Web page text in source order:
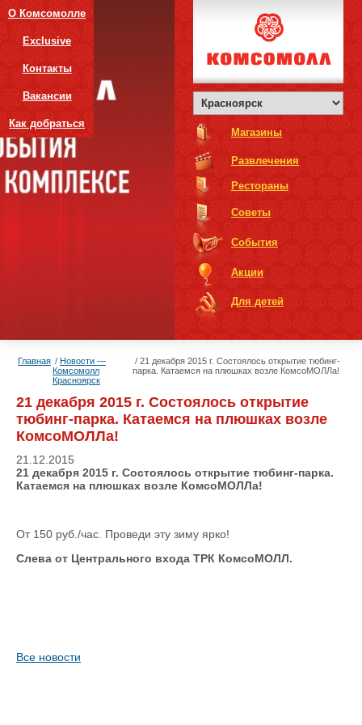
О Комсомолле
Exclusive
Контакты
Вакансии
Как добраться
Магазины
Развлечения
Рестораны
Советы
События
Акции
Для детей
Главная
Новости —
Комсомолл
Красноярск
21 декабря 2015 г. Состоялось открытие тюбинг-
парка. Катаемся на плюшках возле КомсоМОЛЛа!
21 декабря 2015 г. Состоялось открытие
тюбинг-парка. Катаемся на плюшках возле
КомсоМОЛЛа!
21.12.2015
21 декабря 2015 г. Состоялось открытие тюбинг-парка.
Катаемся на плюшках возле КомсоМОЛЛа!
От 150 руб./час. Проведи эту зиму ярко!
Слева от Центрального входа ТРК КомсоМОЛЛ.
Все новости